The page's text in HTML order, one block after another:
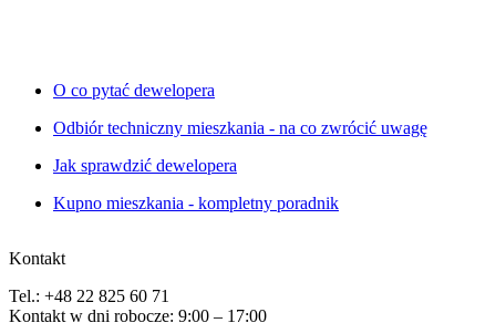
O co pytać dewelopera
Odbiór techniczny mieszkania - na co zwrócić uwagę
Jak sprawdzić dewelopera
Kupno mieszkania - kompletny poradnik
Kontakt
Tel.: +48 22 825 60 71
Kontakt w dni robocze: 9:00 – 17:00